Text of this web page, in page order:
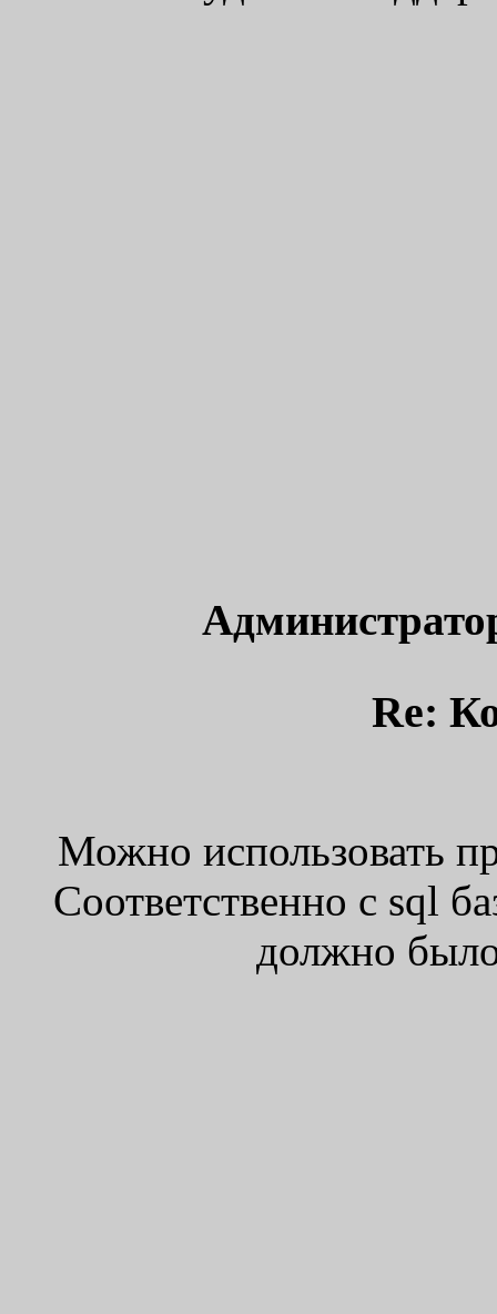
Re:
Можно использовать
Соответственно с sql
должно